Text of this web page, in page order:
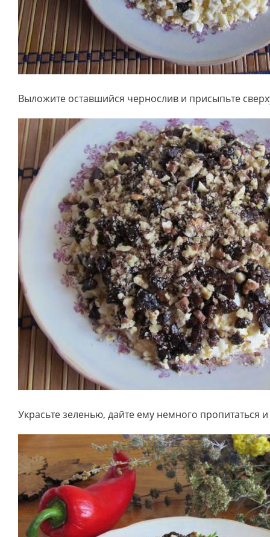
Выложите оставшийся чернослив и присыпьте
Украсьте зеленью, дайте ему немного пропитаться